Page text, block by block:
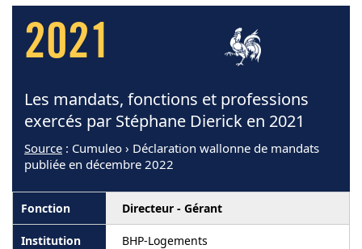
2021
Les mandats, fonctions et professions
exercés par Stéphane Dierick en 2021
Source : Cumuleo › Déclaration wallonne de mandats
publiée en décembre 2022
Directeur - Gérant
BHP-Logements